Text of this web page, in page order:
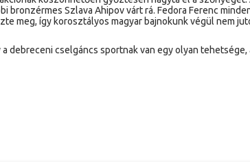
bronzérmes Szlava Ahipov várt rá. Fedora Ferenc
meg, így korosztályos magyar bajnokunk végül nem
debreceni cselgáncs sportnak van egy olyan